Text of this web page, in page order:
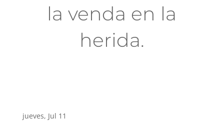
la venda en la
herida.
jueves, Jul 11